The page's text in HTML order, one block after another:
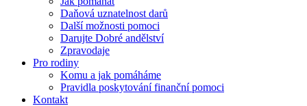
Daňová uznatelnost darů
Další možnosti pomoci
Darujte Dobré andělství
Zpravodaje
Pro rodiny
Komu a jak pomáháme
Pravidla poskytování finanční pomoci
Kontakt